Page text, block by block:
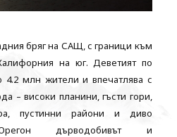
бряг на САЩ, с граници към
на юг. Деветият по
млн жители и впечатлява с
– високи планини, гъсти гори,
пустинни райони и диво
дърводобивът и